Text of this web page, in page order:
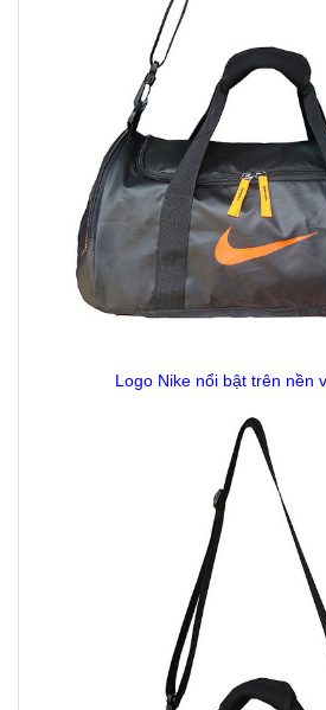
Logo Nike nổi bật trên nền